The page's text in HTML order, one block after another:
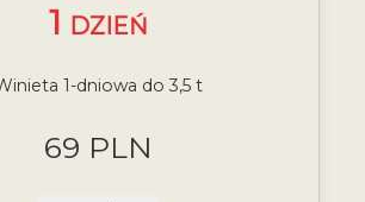
1 DZIEŃ
1-dniowa do 3,5 t
69 PLN